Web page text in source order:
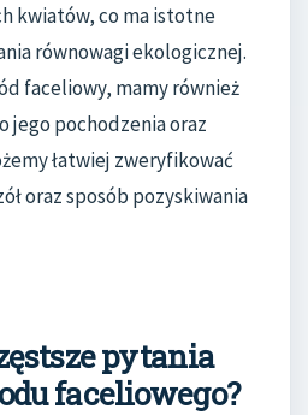
kwiatów, co ma istotne
równowagi ekologicznej.
faceliowy, mamy również
jego pochodzenia oraz
łatwiej zweryfikować
oraz sposób pozyskiwania
pytania
faceliowego?